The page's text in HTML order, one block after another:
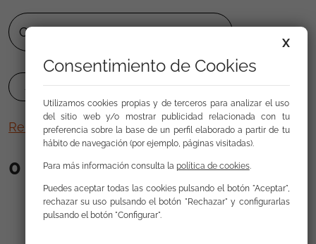
Remove filters
0 results
X
Consentimiento de Cookies
Utilizamos cookies propias y de terceros para analizar el uso
del sitio web y/o mostrar publicidad relacionada con tu
preferencia sobre la base de un perfil elaborado a partir de tu
hábito de navegación (por ejemplo, páginas visitadas).
Para más información consulta la política de cookies.
Puedes aceptar todas las cookies pulsando el botón "Aceptar",
rechazar su uso pulsando el botón "Rechazar" y configurarlas
pulsando el botón "Configurar".